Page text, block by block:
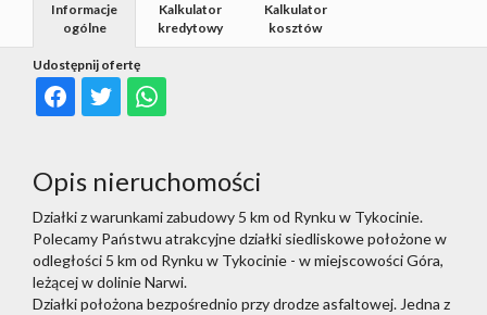
Udostępnij ofertę
Informacje
ogólne
Kalkulator
kredytowy
Kalkulator
kosztów
Opis nieruchomości
Działki z warunkami zabudowy 5 km od Rynku w Tykocinie.
Polecamy Państwu atrakcyjne działki siedliskowe położone w
odległości 5 km od Rynku w Tykocinie - w miejscowości Góra,
leżącej w dolinie Narwi.
Działki położona bezpośrednio przy drodze asfaltowej. Jedna z